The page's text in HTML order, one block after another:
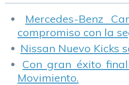
Argentina
Mercedes-Benz
compromiso con la
Nissan Nuevo Kicks
Con gran éxito
Movimiento.